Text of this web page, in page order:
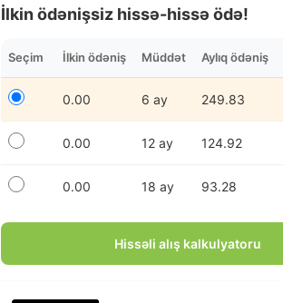
İlkin ödənişsiz hissə-hissə ödə!
Seçim İlkin ödəniş Müddət Aylıq ödəniş
0.00 6 ay 249.83
0.00 12 ay 124.92
0.00 18 ay 93.28
Hissəli alış kalkulyatoru